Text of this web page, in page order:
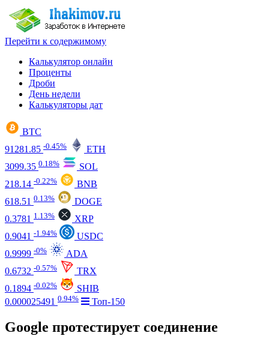
Перейти к содержимому
Калькулятор онлайн
Проценты
Дроби
День недели
Калькуляторы дат
BTC
91281.85 -0.45%
ETH
3099.35 0.18%
SOL
218.14 -0.22%
BNB
618.51 0.13%
DOGE
0.3781 1.13%
XRP
0.9041 -1.94%
USDC
0.9999 -0%
ADA
0.6732 -0.57%
TRX
0.1894 -0.02%
SHIB
0.000025491 0.94% Топ-150
Google протестирует соединение